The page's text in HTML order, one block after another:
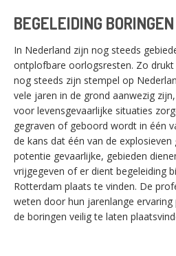
BEGELEIDING
In Nederland zijn nog steeds
ontplofbare oorlogsresten. Zo
nog steeds zijn stempel op
vele jaren in de grond aanwezig
voor levensgevaarlijke situaties
gegraven of geboord wordt in één
de kans dat één van de
potentie gevaarlijke, gebieden
vrijgegeven of er dient begeleiding
Rotterdam plaats te vinden. De
weten door hun jarenlange
de boringen veilig te laten